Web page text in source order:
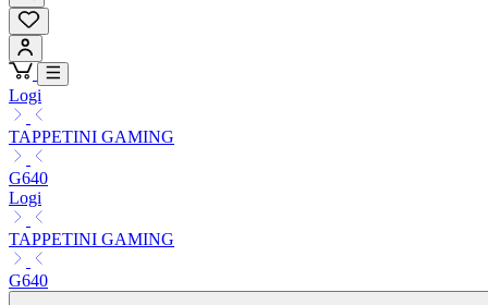
Logi
TAPPETINI GAMING
G640
Logi
TAPPETINI GAMING
G640